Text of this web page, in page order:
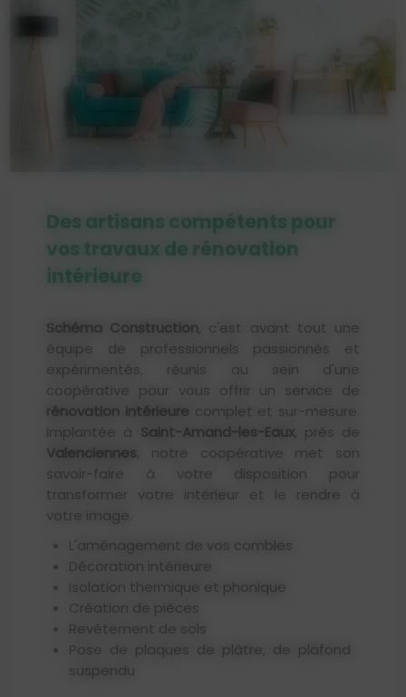
Des artisans compétents pour
vos travaux de rénovation
intérieure
Schéma Construction, c'est avant tout une
équipe de professionnels passionnés et
expérimentés, réunis au sein d'une
coopérative pour vous offrir un service de
rénovation intérieure complet et sur-mesure.
Implantée à Saint-Amand-les-Eaux, près de
Valenciennes, notre coopérative met son
savoir-faire à votre disposition pour
transformer votre intérieur et le rendre à
votre image.
L'aménagement de vos combles
Décoration intérieure
Isolation thermique et phonique
Création de pièces
Revêtement de sols
Pose de plaques de plâtre, de plafond
suspendu